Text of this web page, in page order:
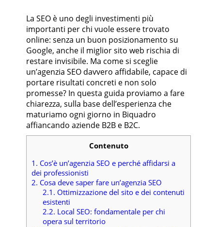
La SEO è uno degli investimenti più
importanti per chi vuole essere trovato
online: senza un buon posizionamento su
Google, anche il miglior sito web rischia di
restare invisibile. Ma come si sceglie
un’agenzia SEO davvero affidabile, capace di
portare risultati concreti e non solo
promesse? In questa guida proviamo a fare
chiarezza, sulla base dell’esperienza che
maturiamo ogni giorno in Biquadro
affiancando aziende B2B e B2C.
Contenuto
1. Cos’è un’agenzia SEO e perché affidarsi a
dei professionisti
2. Cosa deve saper fare un’agenzia SEO
2.1. Ottimizzazione del sito e dei contenuti
esistenti
2.2. Local SEO: fondamentale per chi
opera sul territorio